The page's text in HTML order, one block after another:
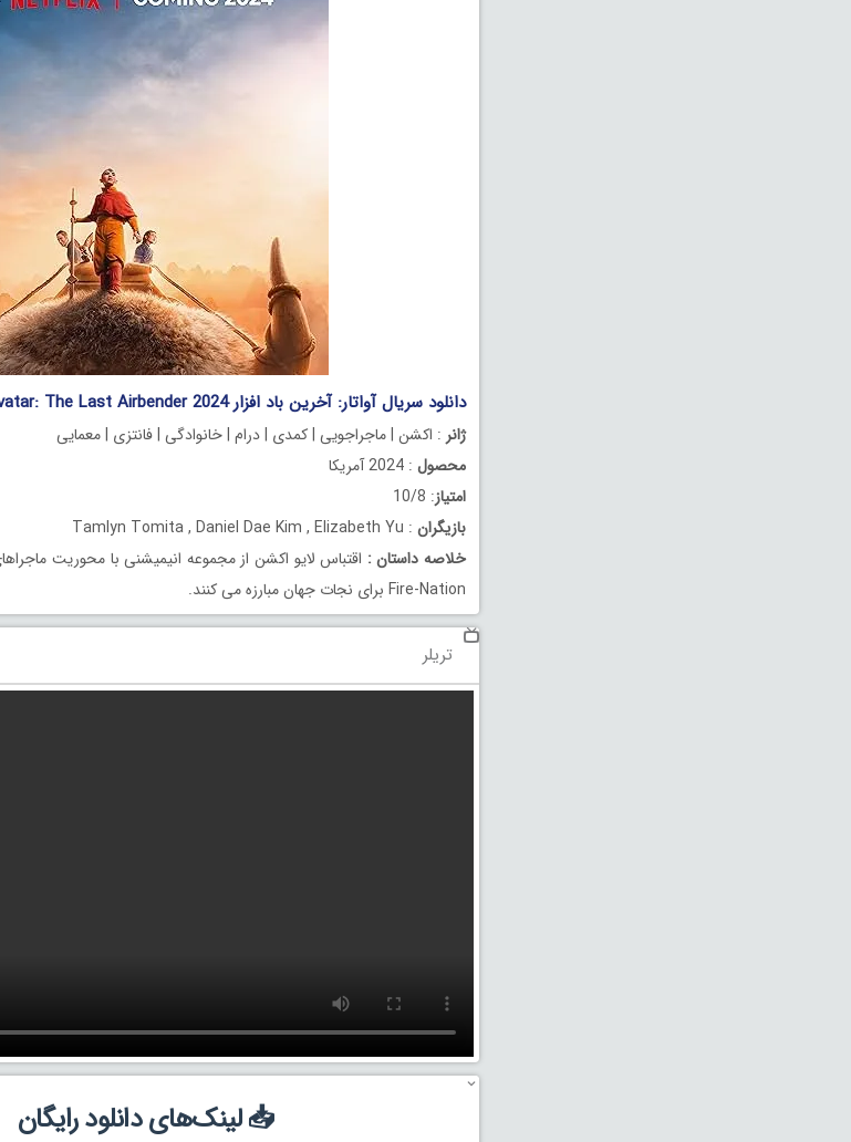
دانلود سریال آواتار: آخرین باد افزار Avatar: The Last Airbender 2024
ژانر : اکشن | ماجراجویی | کمدی | درام | خانوادگی | فانتزی | معمایی
محصول : 2024 آمریکا
امتیاز: 10/8
بازیگران : Tamlyn Tomita , Daniel Dae Kim , Elizabeth Yu
خلاصه داستان :
Fire-Nation برای نجات جهان مبارزه می کنند.
تریلر
📥 لینک‌های دانلود رایگان